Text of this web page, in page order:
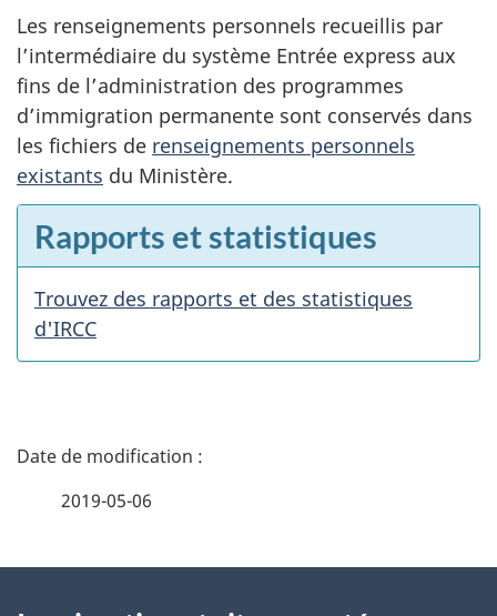
Les renseignements personnels recueillis par
l’intermédiaire du système Entrée express aux
fins de l’administration des programmes
d’immigration permanente sont conservés dans
les fichiers de renseignements personnels
existants du Ministère.
Rapports et statistiques
Trouvez des rapports et des statistiques
d'IRCC
D
2019-05-06